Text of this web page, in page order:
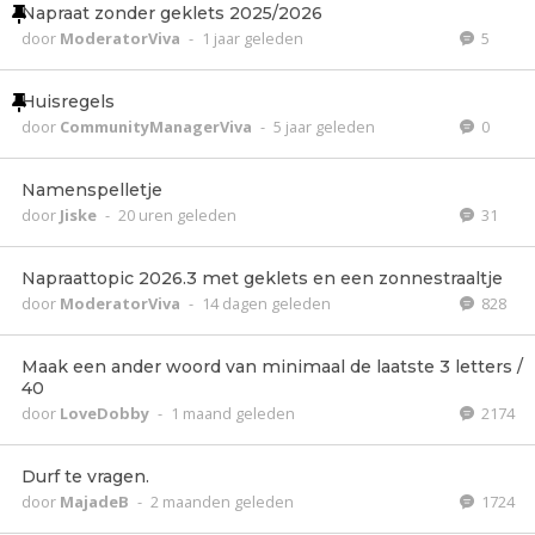
Napraat zonder geklets 2025/2026
door ModeratorViva - 1 jaar geleden 5
Huisregels
door CommunityManagerViva - 5 jaar geleden 0
Namenspelletje
door Jiske - 20 uren geleden 31
Napraattopic 2026.3 met geklets en een zonnestraaltje
door ModeratorViva - 14 dagen geleden 828
Maak een ander woord van minimaal de laatste 3 letters /
40
door LoveDobby - 1 maand geleden 2174
Durf te vragen.
door MajadeB - 2 maanden geleden 1724